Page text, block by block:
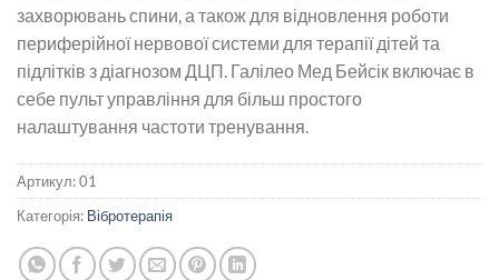
захворювань спини, а також для відновлення роботи
периферійної нервової системи для терапії дітей та
підлітків з діагнозом ДЦП. Галілео Мед Бейсік включає в
себе пульт управління для більш простого
налаштування частоти тренування.
Артикул:01
Категорія: Вібротерапія